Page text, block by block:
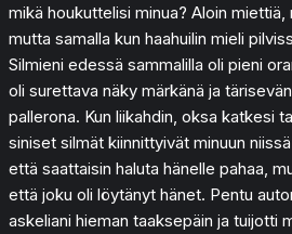
mikä houkuttelisi minua? Aloin miettiä,
mutta samalla kun haahuilin mieli
Silmieni edessä sammalilla oli pieni
oli surettava näky märkänä ja
pallerona. Kun liikahdin, oksa katkesi
siniset silmät kiinnittyivät minuun
että saattaisin haluta hänelle pahaa,
että joku oli löytänyt hänet. Pentu
askeliani hieman taaksepäin ja tuijotti